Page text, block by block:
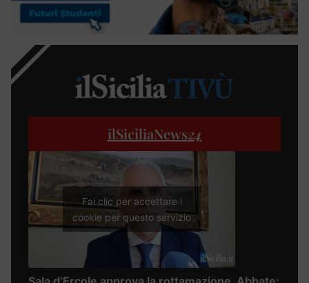
ilSiciliaNews24
Fai clic per accettare i
cookie per questo servizio